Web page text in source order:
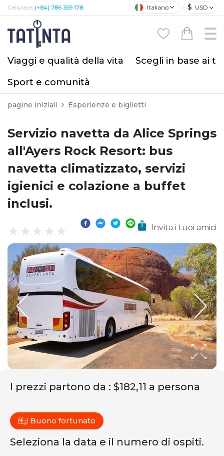
Cellulare: (+84) 786 359 178 Italiano $ USD
Viaggi e qualità della vita
Scegli in base ai
Sport e comunità
pagine iniziali Esperienze e biglietti
Servizio navetta da Alice Springs
all'Ayers Rock Resort: bus
navetta climatizzato, servizi
igienici e colazione a buffet
inclusi.
Invita i tuoi amici
I prezzi partono da : $182,11 a persona
Buono fortunato
Seleziona la data e il numero di ospiti.